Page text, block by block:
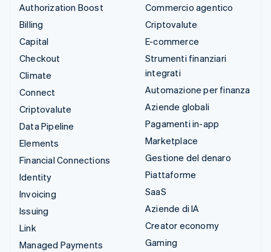
Authorization Boost
Billing
Capital
Checkout
Climate
Connect
Criptovalute
Data Pipeline
Elements
Financial Connections
Identity
Invoicing
Issuing
Link
Managed Payments
Commercio agentico
Criptovalute
E-commerce
Strumenti finanziari
integrati
Automazione per finanza
Aziende globali
Pagamenti in-app
Marketplace
Gestione del denaro
Piattaforme
SaaS
Aziende di IA
Creator economy
Gaming